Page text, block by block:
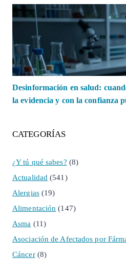
Desinformación en salud:
la evidencia y con la confianza
CATEGORÍAS
¿Y tú qué sabes? (8)
Actualidad (541)
Alergias(19)
Alimentación (147)
Asma (11)
Asociación de Afectados por
Cáncer(8)